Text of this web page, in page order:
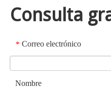
Consulta
* Correo electrónico
Nombre